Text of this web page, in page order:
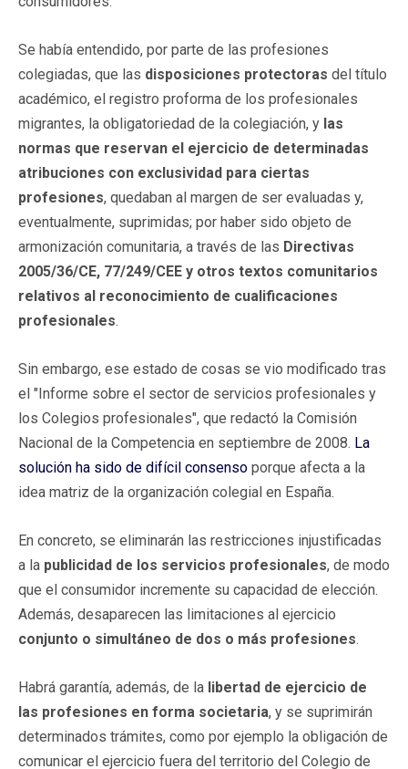
Se había entendido, por parte de las profesiones
colegiadas, que las disposiciones protectoras del título
académico, el registro proforma de los profesionales
migrantes, la obligatoriedad de la colegiación, y las
normas que reservan el ejercicio de determinadas
atribuciones con exclusividad para ciertas
profesiones, quedaban al margen de ser evaluadas y,
eventualmente, suprimidas; por haber sido objeto de
armonización comunitaria, a través de las Directivas
2005/36/CE, 77/249/CEE y otros textos comunitarios
relativos al reconocimiento de cualificaciones
profesionales.
Sin embargo, ese estado de cosas se vio modificado tras
el "Informe sobre el sector de servicios profesionales y
los Colegios profesionales", que redactó la Comisión
Nacional de la Competencia en septiembre de 2008. La
solución ha sido de difícil consenso porque afecta a la
idea matriz de la organización colegial en España.
En concreto, se eliminarán las restricciones injustificadas
a la publicidad de los servicios profesionales, de modo
que el consumidor incremente su capacidad de elección.
Además, desaparecen las limitaciones al ejercicio
conjunto o simultáneo de dos o más profesiones.
Habrá garantía, además, de la libertad de ejercicio de
las profesiones en forma societaria, y se suprimirán
determinados trámites, como por ejemplo la obligación de
comunicar el ejercicio fuera del territorio del Colegio de